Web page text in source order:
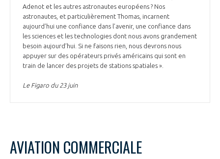
Adenot et les autres astronautes européens ? Nos
astronautes, et particulièrement Thomas, incarnent
aujourd’hui une confiance dans l’avenir, une confiance dans
les sciences et les technologies dont nous avons grandement
besoin aujourd’hui. Si ne faisons rien, nous devrons nous
appuyer sur des opérateurs privés américains qui sont en
train de lancer des projets de stations spatiales ».
Le Figaro du 23 juin
AVIATION COMMERCIALE